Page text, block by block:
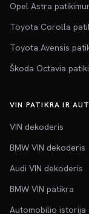
Opel Astra
Toyota Corolla
Toyota Avensis
Škoda Octavia
VIN PATIKRA IR
VIN dekoderis
BMW VIN dekoderis
Audi VIN dekoderis
BMW VIN patikra
Automobilio istorija